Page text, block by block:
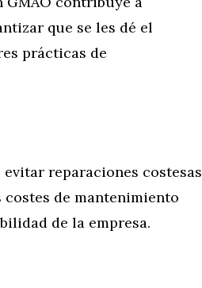
que se les dé el
prácticas de
reparaciones costesas
de mantenimiento
de la empresa.